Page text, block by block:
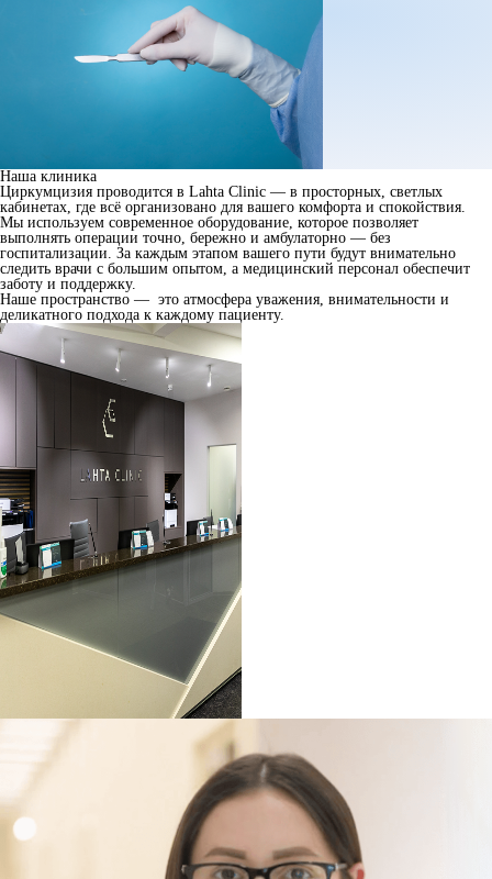
Наша клиника
Циркумцизия проводится в Lahta Clinic — в просторных, светлых
кабинетах, где всё организовано для вашего комфорта и спокойствия.
Мы используем современное оборудование, которое позволяет
выполнять операции точно, бережно и амбулаторно — без
госпитализации. За каждым этапом вашего пути будут внимательно
следить врачи с большим опытом, а медицинский персонал обеспечит
заботу и поддержку.
Наше пространство — это атмосфера уважения, внимательности и
деликатного подхода к каждому пациенту.